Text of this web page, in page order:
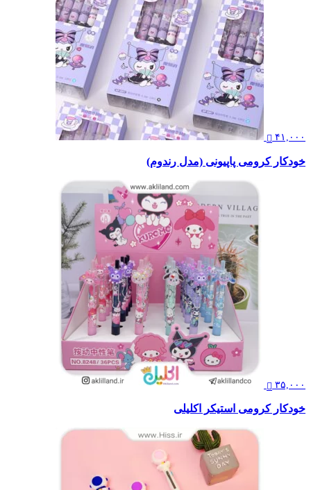
۴۱,۰۰۰
خودکار کرومی پاپیونی (مدل رندوم)
۳۵,۰۰۰
خودکار کرومی استیکر اکلیلی